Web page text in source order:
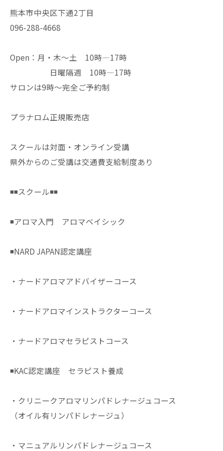
熊本市中央区下通2丁目
096-288-4668
Open：月・木〜土 10時—17時
日曜隔週 10時—17時
サロンは9時〜完全ご予約制
プラナロム正規販売店
スクールは対面・オンライン受講
県外からのご受講は交通費支給制度あり
◾️◾️スクール◾️◾️
◾️アロマ入門 アロマベイシック
◾️NARD JAPAN認定講座
・ナードアロマアドバイザーコース
・ナードアロマインストラクターコース
・ナードアロマセラピストコース
◾️KAC認定講座 セラピスト養成
・クリニークアロマリンパドレナージュコース
（オイル有リンパドレナージュ）
・マニュアルリンパドレナージュコース